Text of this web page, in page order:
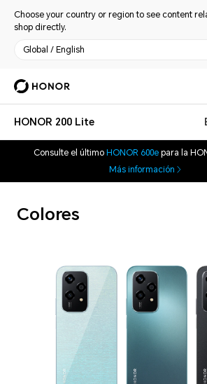
Choose your country or region to see content
shop directly.
Global / English
HONOR 200 Lite
Consulte el último HONOR 600epara la
Más información
Colores